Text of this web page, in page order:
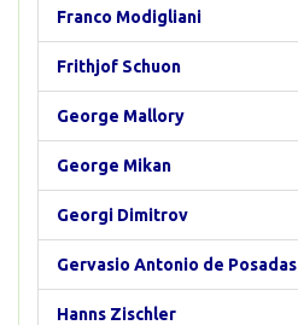
Franco Modigliani
Frithjof Schuon
George Mallory
George Mikan
Georgi Dimitrov
Gervasio Antonio de Posadas
Hanns Zischler